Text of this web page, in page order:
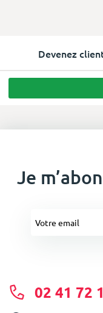
Devenez
Je
02 41 72